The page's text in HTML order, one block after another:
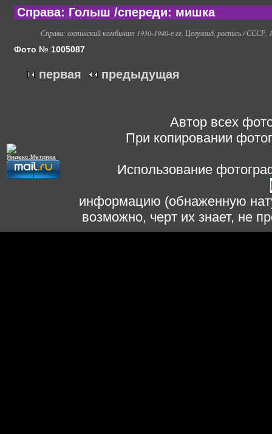
Справа: Голыш /спереди: мишка
Справа: охтинский комбинат 1930-1940-е гг. Целулоид, роспись / СССР,
Фото № 1005087
первая предыдущая
Автор всех
При копировании
Использование
информацию (обнаженную
возможно, черт их знает, не